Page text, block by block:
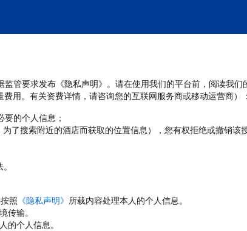
管要求发布《隐私声明》。请在使用我们的平台前，阅读我们
用。有关资费详情，请咨询您的互联网服务商或移动运营商）：
的个人信息；
了搜索附近的酒店而获取的位置信息），您有权拒绝或撤销该
照 《隐私声明》 所载内容处理本人的个人信息。
传输。
的个人信息。